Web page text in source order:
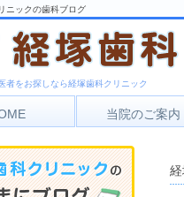
ニックの歯科ブログ
者をお探しなら経塚歯科クリニック
当院のご案内
アクセス
診療時間